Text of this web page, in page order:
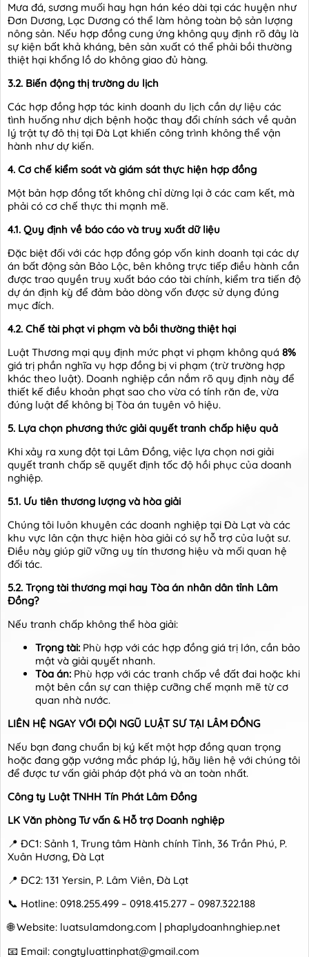
Mưa đá, sương muối hay hạn hán kéo dài tại các huyện như
Đơn Dương, Lạc Dương có thể làm hỏng toàn bộ sản lượng
nông sản. Nếu hợp đồng cung ứng không quy định rõ đây là
sự kiện bất khả kháng, bên sản xuất có thể phải bồi thường
thiệt hại khổng lồ do không giao đủ hàng.
3.2. Biến động thị trường du lịch
Các hợp đồng hợp tác kinh doanh du lịch cần dự liệu các
tình huống như dịch bệnh hoặc thay đổi chính sách về quản
lý trật tự đô thị tại Đà Lạt khiến công trình không thể vận
hành như dự kiến.
4. Cơ chế kiểm soát và giám sát thực hiện hợp đồng
Một bản hợp đồng tốt không chỉ dừng lại ở các cam kết, mà
phải có cơ chế thực thi mạnh mẽ.
4.1. Quy định về báo cáo và truy xuất dữ liệu
Đặc biệt đối với các hợp đồng góp vốn kinh doanh tại các dự
án bất động sản Bảo Lộc, bên không trực tiếp điều hành cần
được trao quyền truy xuất báo cáo tài chính, kiểm tra tiến độ
dự án định kỳ để đảm bảo dòng vốn được sử dụng đúng
mục đích.
4.2. Chế tài phạt vi phạm và bồi thường thiệt hại
Luật Thương mại quy định mức phạt vi phạm không quá 8%
giá trị phần nghĩa vụ hợp đồng bị vi phạm (trừ trường hợp
khác theo luật). Doanh nghiệp cần nắm rõ quy định này để
thiết kế điều khoản phạt sao cho vừa có tính răn đe, vừa
đúng luật để không bị Tòa án tuyên vô hiệu.
5. Lựa chọn phương thức giải quyết tranh chấp hiệu quả
Khi xảy ra xung đột tại Lâm Đồng, việc lựa chọn nơi giải
quyết tranh chấp sẽ quyết định tốc độ hồi phục của doanh
nghiệp.
5.1. Ưu tiên thương lượng và hòa giải
Chúng tôi luôn khuyên các doanh nghiệp tại Đà Lạt và các
khu vực lân cận thực hiện hòa giải có sự hỗ trợ của luật sư.
Điều này giúp giữ vững uy tín thương hiệu và mối quan hệ
đối tác.
5.2. Trọng tài thương mại hay Tòa án nhân dân tỉnh Lâm
Đồng?
Nếu tranh chấp không thể hòa giải:
Trọng tài: Phù hợp với các hợp đồng giá trị lớn, cần bảo
mật và giải quyết nhanh.
Tòa án: Phù hợp với các tranh chấp về đất đai hoặc khi
một bên cần sự can thiệp cưỡng chế mạnh mẽ từ cơ
quan nhà nước.
LIÊN HỆ NGAY VỚI ĐỘI NGŨ LUẬT SƯ TẠI LÂM ĐỒNG
Nếu bạn đang chuẩn bị ký kết một hợp đồng quan trọng
hoặc đang gặp vướng mắc pháp lý, hãy liên hệ với chúng tôi
để được tư vấn giải pháp đột phá và an toàn nhất.
Công ty Luật TNHH Tín Phát Lâm Đồng
LK Văn phòng Tư vấn & Hỗ trợ Doanh nghiệp
📍 ĐC1: Sảnh 1, Trung tâm Hành chính Tỉnh, 36 Trần Phú, P.
Xuân Hương, Đà Lạt
📍 ĐC2: 131 Yersin, P. Lâm Viên, Đà Lạt
📞 Hotline: 0918.255.499 – 0918.415.277 – 0987.322.188
🌐 Website: luatsulamdong.com | phaplydoanhnghiep.net
📧 Email: congtyluattinphat@gmail.com